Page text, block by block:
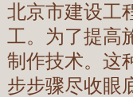
北京市建设工
工。为了提高
制作技术。这
步步骤尽收眼